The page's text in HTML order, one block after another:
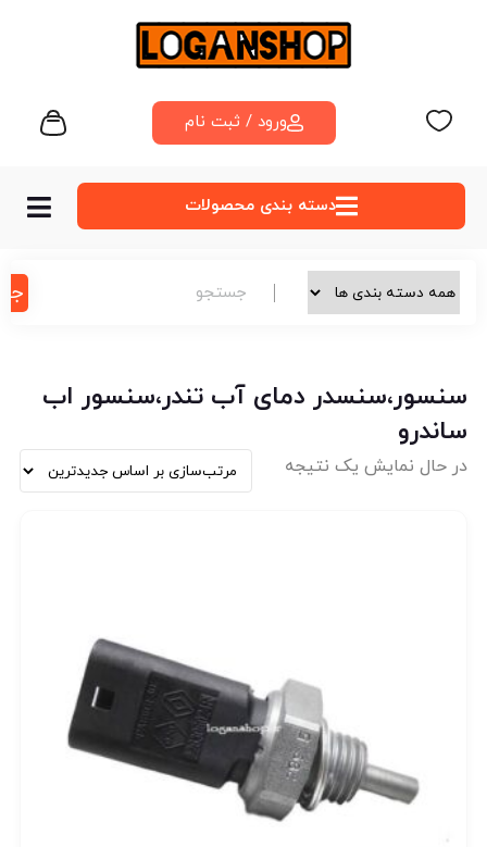
ورود / ثبت نام
دسته‌ بندی محصولات
سنسور،سنسدر دمای آب تندر،سنسور اب
ساندرو
در حال نمایش یک نتیجه